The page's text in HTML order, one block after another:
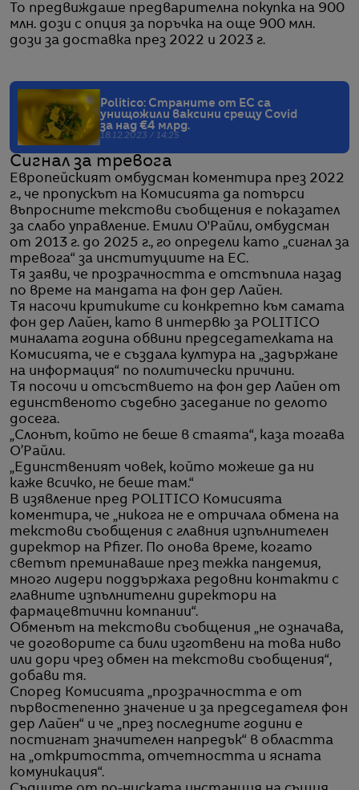
То предвиждаше предварителна покупка на 900
млн. дози с опция за поръчка на още 900 млн.
дози за доставка през 2022 и 2023 г.
Politico: Страните от ЕС са
унищожили ваксини срещу Covid
за над €4 млрд.
18.12.2023 / 14:25
Сигнал за тревога
Европейският омбудсман коментира през 2022
г., че пропускът на Комисията да потърси
въпросните текстови съобщения е показател
за слабо управление. Емили О'Райли, омбудсман
от 2013 г. до 2025 г., го определи като „сигнал за
тревога“ за институциите на ЕС.
Тя заяви, че прозрачността е отстъпила назад
по време на мандата на фон дер Лайен.
Тя насочи критиките си конкретно към самата
фон дер Лайен, като в интервю за POLITICO
миналата година обвини председателката на
Комисията, че е създала култура на „задържане
на информация“ по политически причини.
Тя посочи и отсъствието на фон дер Лайен от
единственото съдебно заседание по делото
досега.
„Слонът, който не беше в стаята“, каза тогава
О’Райли.
„Единственият човек, който можеше да ни
каже всичко, не беше там.“
В изявление пред POLITICO Комисията
коментира, че „никога не е отричала обмена на
текстови съобщения с главния изпълнителен
директор на Pfizer. По онова време, когато
светът преминаваше през тежка пандемия,
много лидери поддържаха редовни контакти с
главните изпълнителни директори на
фармацевтични компании“.
Обменът на текстови съобщения „не означава,
че договорите са били изготвени на това ниво
или дори чрез обмен на текстови съобщения“,
добави тя.
Според Комисията „прозрачността е от
първостепенно значение и за председателя фон
дер Лайен“ и че „през последните години е
постигнат значителен напредък“ в областта
на „откритостта, отчетността и ясната
комуникация“.